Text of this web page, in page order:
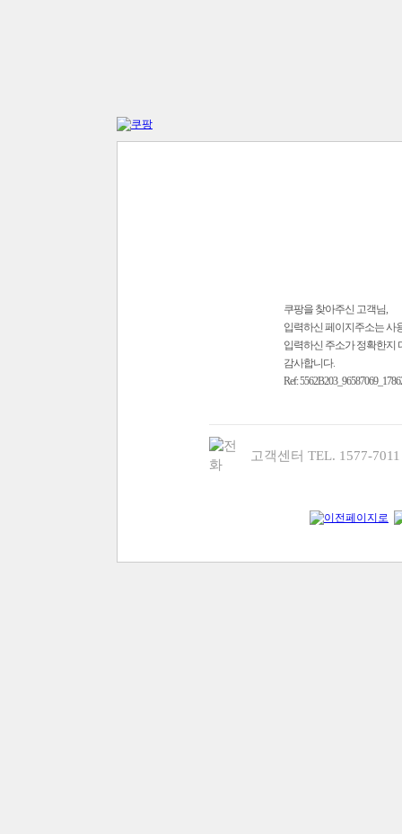
쿠팡을 찾아주신 고객님,
입력하신 페이지주소는 사
입력하신 주소가 정확한지
감사합니다.
Ref:
고객센터 TEL. 1577-